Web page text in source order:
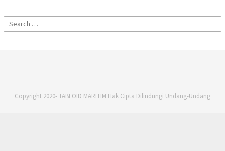
Search
for:
Copyright 2020- TABLOID MARITIM Hak Cipta Dilindungi Undang-Undang